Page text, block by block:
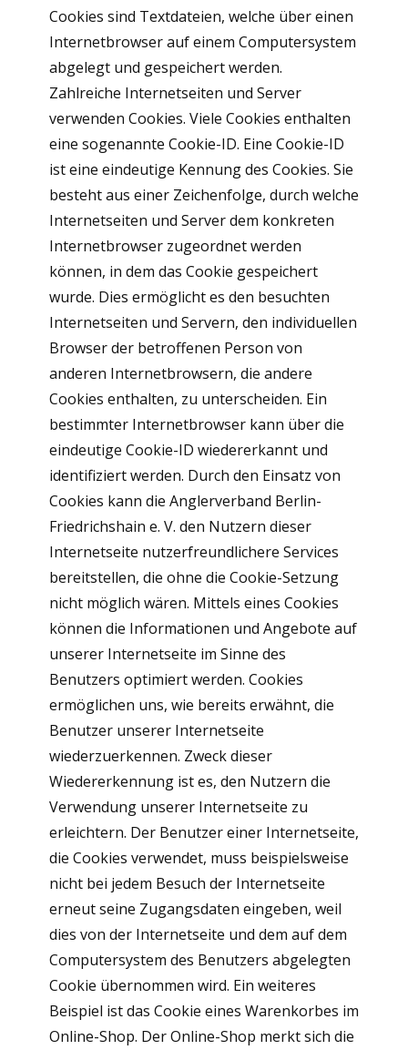
Cookies sind Textdateien, welche über einen
Internetbrowser auf einem Computersystem
abgelegt und gespeichert werden.
Zahlreiche Internetseiten und Server
verwenden Cookies. Viele Cookies enthalten
eine sogenannte Cookie-ID. Eine Cookie-ID
ist eine eindeutige Kennung des Cookies. Sie
besteht aus einer Zeichenfolge, durch welche
Internetseiten und Server dem konkreten
Internetbrowser zugeordnet werden
können, in dem das Cookie gespeichert
wurde. Dies ermöglicht es den besuchten
Internetseiten und Servern, den individuellen
Browser der betroffenen Person von
anderen Internetbrowsern, die andere
Cookies enthalten, zu unterscheiden. Ein
bestimmter Internetbrowser kann über die
eindeutige Cookie-ID wiedererkannt und
identifiziert werden. Durch den Einsatz von
Cookies kann die Anglerverband Berlin-
Friedrichshain e. V. den Nutzern dieser
Internetseite nutzerfreundlichere Services
bereitstellen, die ohne die Cookie-Setzung
nicht möglich wären. Mittels eines Cookies
können die Informationen und Angebote auf
unserer Internetseite im Sinne des
Benutzers optimiert werden. Cookies
ermöglichen uns, wie bereits erwähnt, die
Benutzer unserer Internetseite
wiederzuerkennen. Zweck dieser
Wiedererkennung ist es, den Nutzern die
Verwendung unserer Internetseite zu
erleichtern. Der Benutzer einer Internetseite,
die Cookies verwendet, muss beispielsweise
nicht bei jedem Besuch der Internetseite
erneut seine Zugangsdaten eingeben, weil
dies von der Internetseite und dem auf dem
Computersystem des Benutzers abgelegten
Cookie übernommen wird. Ein weiteres
Beispiel ist das Cookie eines Warenkorbes im
Online-Shop. Der Online-Shop merkt sich die